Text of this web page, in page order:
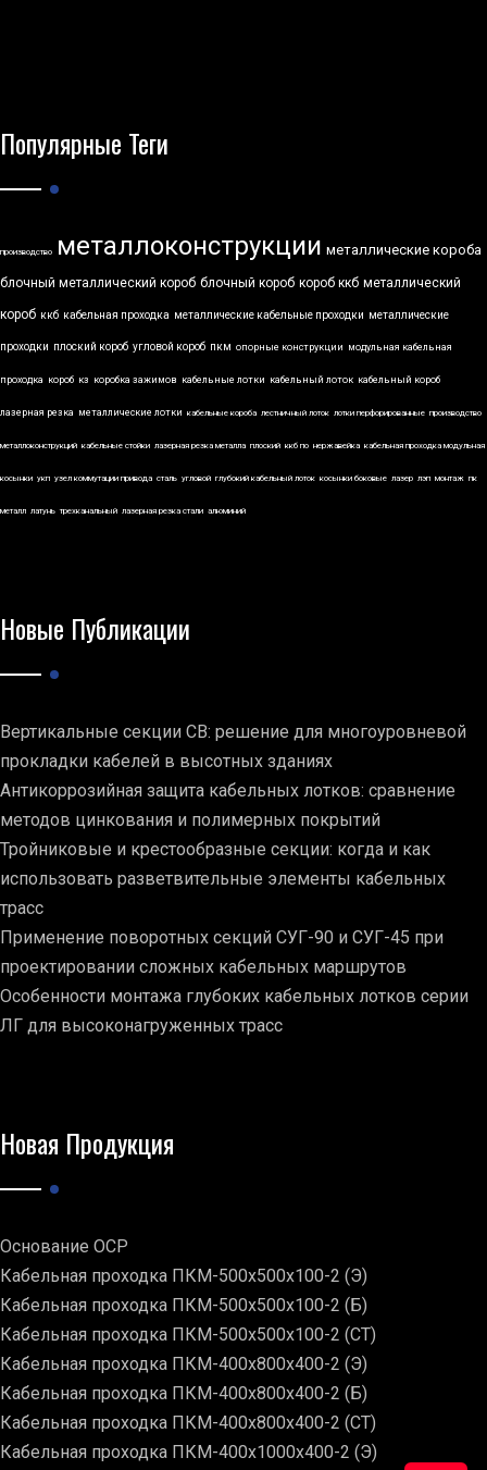
Популярные Теги
производство металлоконструкции металлические короба
блочный металлический короб блочный короб короб ккб металлический
короб ккб кабельная проходка металлические кабельные проходки металлические
проходки плоский короб угловой короб пкм опорные конструкции модульная кабельная
проходка короб кз коробка зажимов кабельные лотки кабельный лоток кабельный короб
лазерная резка металлические лотки кабельные короба лестничный лоток лотки перфорированные производство
металлоконструкций кабельные стойки лазерная резка металла плоский ккб по нержавейка кабельная проходка модульная
косынки укп узел коммутации привода сталь угловой глубокий кабельный лоток косынки боковые лазер лэп монтаж пк
металл латунь трехканальный лазерная резка стали алюминий
Новые Публикации
Вертикальные секции СВ: решение для многоуровневой
прокладки кабелей в высотных зданиях
Антикоррозийная защита кабельных лотков: сравнение
методов цинкования и полимерных покрытий
Тройниковые и крестообразные секции: когда и как
использовать разветвительные элементы кабельных
трасс
Применение поворотных секций СУГ-90 и СУГ-45 при
проектировании сложных кабельных маршрутов
Особенности монтажа глубоких кабельных лотков серии
ЛГ для высоконагруженных трасс
Новая Продукция
Основание ОСР
Кабельная проходка ПКМ-500х500х100-2 (Э)
Кабельная проходка ПКМ-500х500х100-2 (Б)
Кабельная проходка ПКМ-500х500х100-2 (СТ)
Кабельная проходка ПКМ-400х800х400-2 (Э)
Кабельная проходка ПКМ-400х800х400-2 (Б)
Кабельная проходка ПКМ-400х800х400-2 (СТ)
Кабельная проходка ПКМ-400х1000х400-2 (Э)